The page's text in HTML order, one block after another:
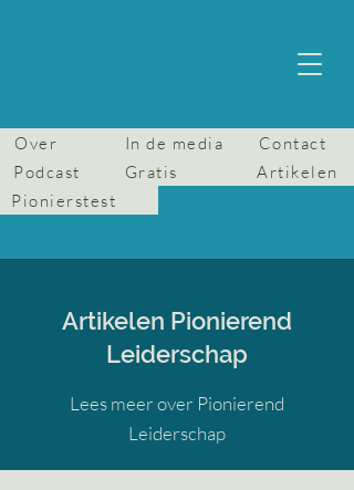
Over In de media
Contact
Podcast
Gratis
Artikelen
Pionierstest
Artikelen Pionierend
Leiderschap
Lees meer over Pionierend
Leiderschap